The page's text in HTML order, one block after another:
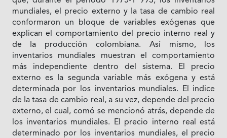
mundiales, el precio externo y Ia tasa de cambio real
conformaron un bloque de variables exógenas que
explican el comportamiento del precio interno real y
de Ia producción colombiana. Así mismo, los
inventarios mundiales muestran el comportamiento
más independiente dentro del sistema. El precio
externo es Ia segunda variable más exógena y está
determinada por los inventarios mundiales. El indice
de Ia tasa de cambio real, a su vez, depende del precio
externo, el cual, comó se mencionó atrás, depende de
los inventarios mundiales. El precio interno real está
determinado por los inventarios mundiales, el precio